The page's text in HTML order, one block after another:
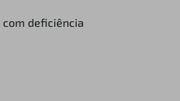
deficiência